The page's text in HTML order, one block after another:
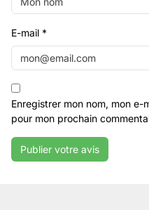
E-mail *
Enregistrer mon nom, mon
pour mon prochain